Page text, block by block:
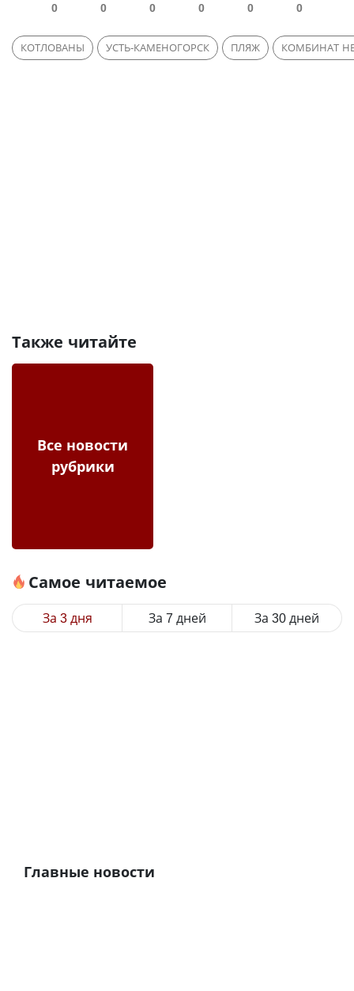
0 0 0 0 0 0
КОТЛОВАНЫ УСТЬ-КАМЕНОГОРСК ПЛЯЖ КОМБИНАТ
Также читайте
Все новости
рубрики
Самое читаемое
За 3 дня За 7 дней За 30 дней
Главные новости